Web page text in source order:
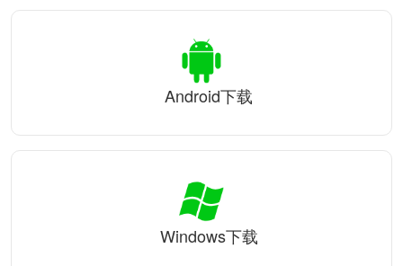
Android下载
Windows下载